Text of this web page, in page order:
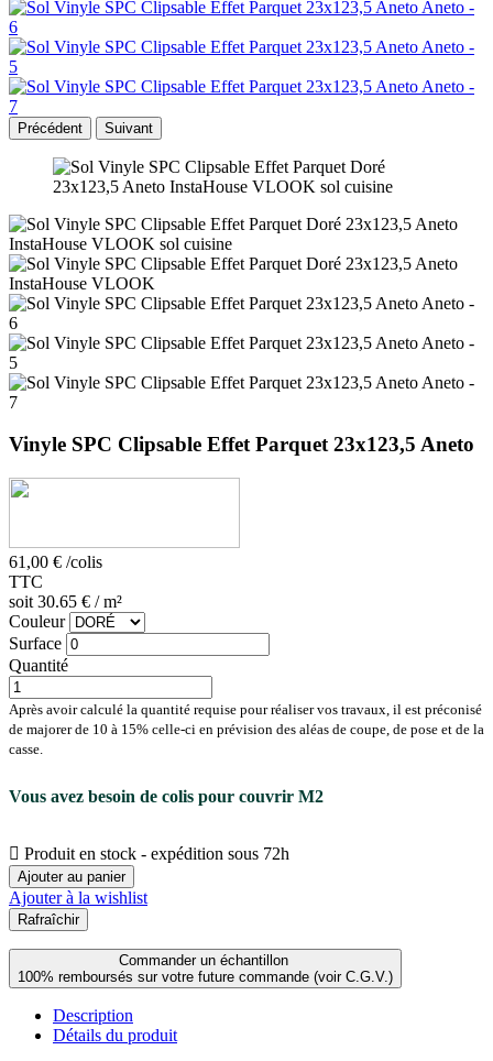
Précédent Suivant
Vinyle SPC Clipsable Effet Parquet 23x123,5 Aneto
61,00 € /colis
TTC
soit 30.65 € / m²
Couleur
Surface
Quantité
Après avoir calculé la quantité requise pour réaliser vos travaux, il est préconisé
de majorer de 10 à 15% celle-ci en prévision des aléas de coupe, de pose et de la
casse.
Vous avez besoin de colis pour couvrir M2
 Produit en stock - expédition sous 72h
Ajouter au panier
Ajouter à la wishlist
Commander un échantillon
100% remboursés sur votre future commande (voir C.G.V.)
Description
Détails du produit